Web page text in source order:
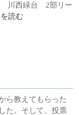
西緑台 2部リー
読む
ら教えてもらった
た。そして、投票